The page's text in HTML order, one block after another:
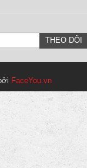
FaceYou.vn